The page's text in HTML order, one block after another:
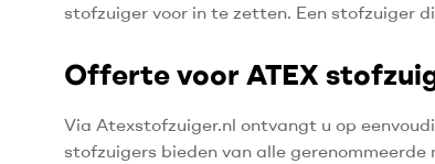
stofzuiger voor in te zetten. Een stofzuiger
Offerte voor ATEX
Via Atexstofzuiger.nl ontvangt u op
stofzuigers bieden van alle